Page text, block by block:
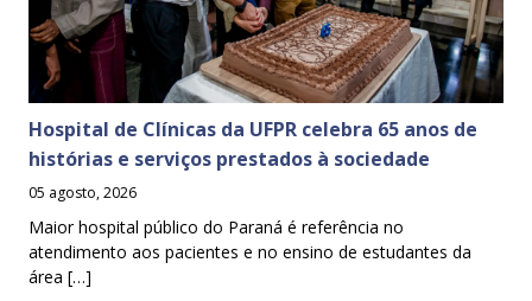
Hospital de Clínicas da UFPR celebra 65 anos de
histórias e serviços prestados à sociedade
05 agosto, 2026
Maior hospital público do Paraná é referência no
atendimento aos pacientes e no ensino de estudantes da
área […]